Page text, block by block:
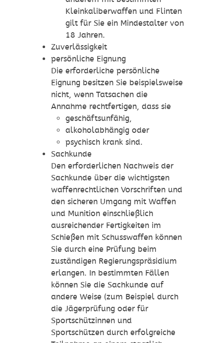
Kleinkaliberwaffen und Flinten
gilt für Sie ein Mindestalter von
18 Jahren.
Zuverlässigkeit
persönliche Eignung
Die erforderliche persönliche
Eignung besitzen Sie beispielsweise
nicht, wenn Tatsachen die
Annahme rechtfertigen, dass sie
geschäftsunfähig,
alkoholabhängig oder
psychisch krank sind.
Sachkunde
Den erforderlichen Nachweis der
Sachkunde über die wichtigsten
waffenrechtlichen Vorschriften und
den sicheren Umgang mit Waffen
und Munition einschließlich
ausreichender Fertigkeiten im
Schießen mit Schusswaffen können
Sie durch eine Prüfung beim
zuständigen Regierungspräsidium
erlangen. In bestimmten Fällen
können Sie die Sachkunde auf
andere Weise (zum Beispiel durch
die Jägerprüfung oder für
Sportschützinnen und
Sportschützen durch erfolgreiche